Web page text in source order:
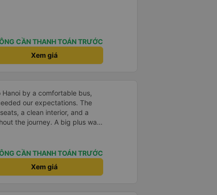
CẦN THANH TOÁN TRƯỚC
Xem giá
by a comfortable bus,
our expectations. The
a clean interior, and a
the journey. A big plus was
to an individual phone
service: we were picked up
off exactly at the
was well-organized,
CẦN THANH TOÁN TRƯỚC
Xem giá